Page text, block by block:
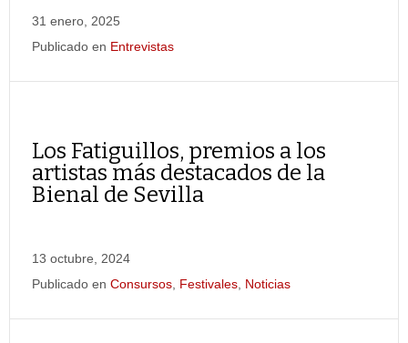
31 enero, 2025
Publicado en Entrevistas
Los Fatiguillos, premios a los
artistas más destacados de la
Bienal de Sevilla
13 octubre, 2024
Publicado en Consursos Festivales Noticias